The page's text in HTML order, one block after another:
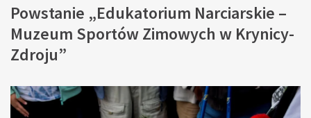
Powstanie „Edukatorium Narciarskie –
Muzeum Sportów Zimowych w Krynicy-
Zdroju”